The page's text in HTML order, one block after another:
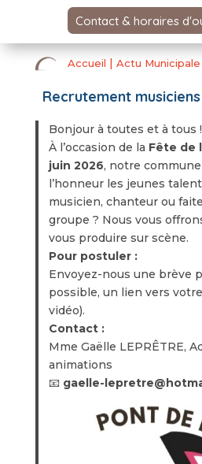
Contact & horaires
Accueil | Actu Municipale
Recrutement musiciens
Bonjour à toutes et à tous !
​À l’occasion de la Fête de
juin 2026, notre
l’honneur les jeunes
musicien, chanteur ou
groupe ? Nous vous
vous produire sur scène.
Pour postuler :
Envoyez-nous une brève
possible, un lien vers
vidéo).
Contact :
Mme Gaëlle LEPRÊTRE,
animations
📧 gaelle-